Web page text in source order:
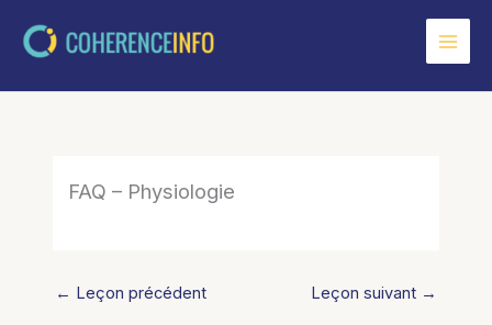
FAQ – Physiologie
← Leçon précédent Leçon suivant →